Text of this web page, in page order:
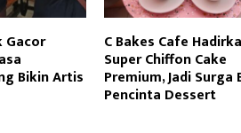
Gacor
Bikin Artis
C Bakes Cafe
Super Chiffon Cake
Premium, Jadi Surga
Pencinta Dessert